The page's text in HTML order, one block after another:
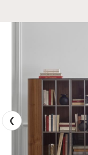
caisson. 8
choix,
Ceinture du
replaquée de
gauche), portes
noyer vernis
chocolat.